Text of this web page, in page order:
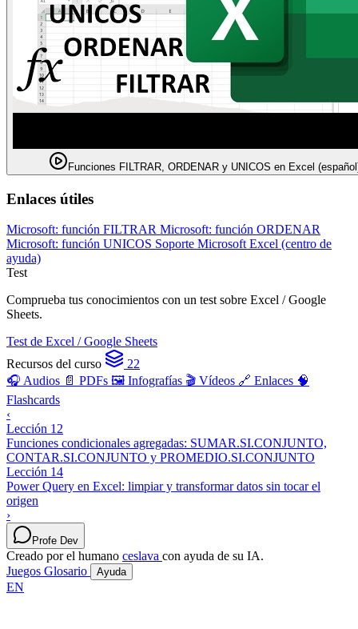
Funciones FILTRAR, ORDENAR y UNICOS en Excel
Enlaces útiles
Microsoft: función FILTRAR Microsoft: función ORDENAR
Microsoft: función UNICOS Soporte Microsoft Excel (centro de
ayuda)
Test
Comprueba tus conocimientos con un test sobre Excel / Google
Sheets.
Test de Excel / Google Sheets
Recursos del curso
22
🎧 Audios 📄 PDFs 🖼️ Infografías 🎬 Vídeos 🔗 Enlaces 🧠
Flashcards
‹
Lección 12
Funciones condicionales agregadas: SUMAR.SI.CONJUNTO,
CONTAR.SI.CONJUNTO y PROMEDIO.SI.CONJUNTO
Lección 14
Power Query en Excel: limpiar y transformar datos sin tocar el
origen
›
Profe Dev
Creado por el humano ceslava con ayuda de su IA.
Juegos Glosario Ayuda
EN